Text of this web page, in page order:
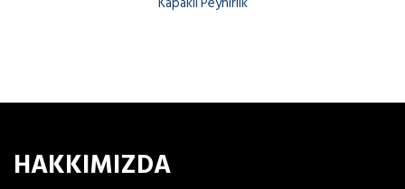
HAKKIMIZDA